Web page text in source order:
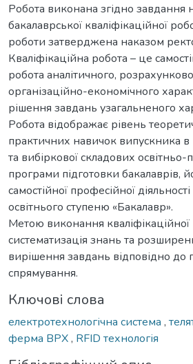
Робота виконана згідно завдання
бакалаврської кваліфікаційної
роботи затверджена наказом
Кваліфікаційна робота – це
робота аналітичного,
організаційно-економічного
рішення завдань узагальненого
Робота відображає рівень
практичних навичок випускника в
та вибіркової складових освітньо-
програми підготовки бакалаврів,
самостійної професійної
освітнього ступеню «Бакалавр».
Метою виконання
систематизація знань та
вирішення завдань відповідно до
спрямування.
Ключові слова
електротехнологічна система ,
ферма ВРХ, RFІD технологія